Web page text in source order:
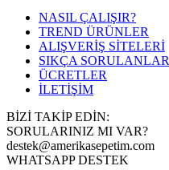
NASIL ÇALIŞIR?
TREND ÜRÜNLER
ALIŞVERİŞ SİTELERİ
SIKÇA SORULANLAR
ÜCRETLER
İLETİŞİM
BİZİ TAKİP EDİN:
SORULARINIZ MI VAR?
destek@amerikasepetim.com
WHATSAPP DESTEK